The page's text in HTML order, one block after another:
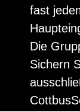
fast
Die
Sichern